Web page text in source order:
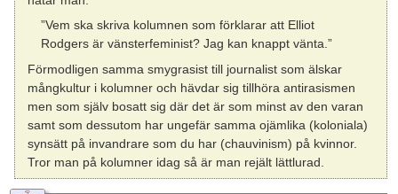
”Vem ska skriva kolumnen som förklarar att Elliot
Rodgers är vänsterfeminist? Jag kan knappt vänta.”
Förmodligen samma smygrasist till journalist som älskar
mångkultur i kolumner och hävdar sig tillhöra antirasismen
men som själv bosatt sig där det är som minst av den varan
samt som dessutom har ungefär samma ojämlika (koloniala)
synsätt på invandrare som du har (chauvinism) på kvinnor.
Tror man på kolumner idag så är man rejält lättlurad.